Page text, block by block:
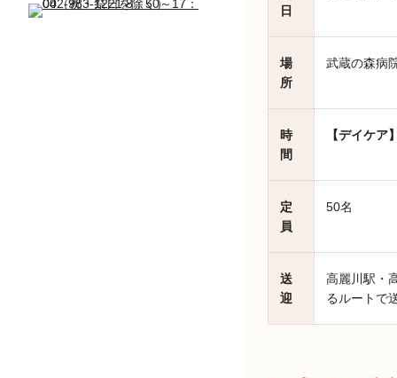
日
場
所
武蔵の森病
時
間
【デイケア
定
員
50名
送
迎
高麗川駅・
るルートで